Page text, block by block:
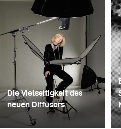
jedes einzelnen Glases und
auf einen Bohrer. So entstand
rotierende Konstruktion, die
aufnehmen und dann
Die Vielseitigkeit des
neuen Diffusors
Manche Shootings